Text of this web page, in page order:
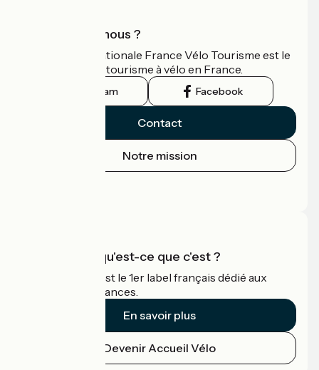
Qui sommes-nous ?
L'association nationale France Vélo Tourisme est le
guide officiel du tourisme à vélo en France.
Instagram Facebook
Contact
Notre mission
Accueil Vélo qu'est-ce que c'est ?
Accueil Vélo c'est le 1er label français dédié aux
cyclistes en vacances.
En savoir plus
Devenir Accueil Vélo